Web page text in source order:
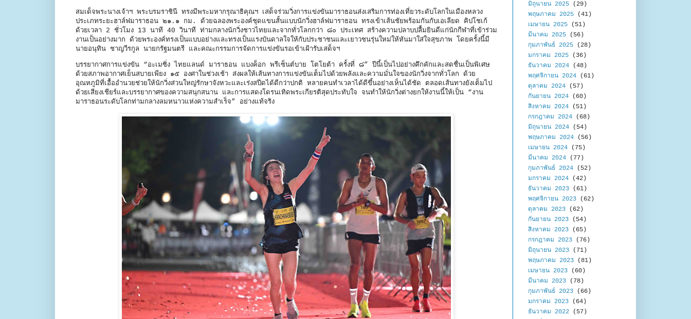
สมเด็จพระนางเจ้าฯ พระบรมราชินี ทรงมีพระมหากรุณาธิคุณฯ เสด็จร่วมวิ่งการแข่งขันมาราธอนส่งเสริมการท่องเที่ยวระดับโลกในเมืองหลวง
ประเภทระยะฮาล์ฟมาราธอน ๒๑.๑ กม. ด้วยฉลองพระองค์ชุดแขนสั้นแบบนักวิ่งฮาล์ฟมาราธอน ทรงเข้าเส้นชัยพร้อมกันกับเอเลียด คิปโชเก้
ด้วยเวลา 2 ชั่วโมง 13 นาที 40 วินาที ท่ามกลางนักวิ่งชาวไทยและจากทั่วโลกกว่า ๘๐ ประเทศ สร้างความปลาบปลื้มยินดีแก่นักกีฬาที่เข้าร่วม
งานเป็นอย่างมาก ด้วยพระองค์ทรงเป็นแบบอย่างและทรงเป็นแรงบันดาลใจให้กับประชาชนและเยาวชนรุ่นใหม่ให้หันมาใส่ใจสุขภาพ โดยครั้งนี้มี
นายอนุทิน ชาญวีรกูล นายกรัฐมนตรี และคณะกรรมการจัดการแข่งขันรอเข้าเฝ้ารับเสด็จฯ
บรรยากาศการแข่งขัน “อะเมซิ่ง ไทยแลนด์ มาราธอน แบงค็อก พรีเซ็นต์บาย โตโยต้า ครั้งที่ ๘” ปีนี้เป็นไปอย่างคึกคักและสดชื่นเป็นพิเศษ
ด้วยสภาพอากาศเย็นสบายเพียง ๑๕ องศาในช่วงเช้า ส่งผลให้เส้นทางการแข่งขันเต็มไปด้วยพลังและความมั่นใจของนักวิ่งจากทั่วโลก ด้วย
อุณหภูมิที่เอื้ออำนวยช่วยให้นักวิ่งส่วนใหญ่รักษาจังหวะและเร่งสปีดได้ดีกว่าปกติ หลายคนทำเวลาได้ดีขึ้นอย่างเห็นได้ชัด ตลอดเส้นทางยังเต็มไป
ด้วยเสียงเชียร์และบรรยากาศของความสนุกสนาน และการแสดงโดรนเทิดพระเกียรติสุดประทับใจ จนทำให้นักวิ่งต่างยกให้งานนี้ให้เป็น “งาน
มาราธอนระดับโลกท่ามกลางลมหนาวแห่งความสำเร็จ” อย่างแท้จริง
มิถุนายน 2025 (29)
พฤษภาคม 2025 (41)
เมษายน 2025 (51)
มีนาคม 2025 (56)
กุมภาพันธ์ 2025 (28)
มกราคม 2025 (36)
ธันวาคม 2024 (48)
พฤศจิกายน 2024 (61)
ตุลาคม 2024 (57)
กันยายน 2024 (60)
สิงหาคม 2024 (51)
กรกฎาคม 2024 (68)
มิถุนายน 2024 (54)
พฤษภาคม 2024 (56)
เมษายน 2024 (75)
มีนาคม 2024 (77)
กุมภาพันธ์ 2024 (52)
มกราคม 2024 (42)
ธันวาคม 2023 (61)
พฤศจิกายน 2023 (62)
ตุลาคม 2023 (62)
กันยายน 2023 (54)
สิงหาคม 2023 (65)
กรกฎาคม 2023 (76)
มิถุนายน 2023 (71)
พฤษภาคม 2023 (81)
เมษายน 2023 (60)
มีนาคม 2023 (78)
กุมภาพันธ์ 2023 (66)
มกราคม 2023 (64)
ธันวาคม 2022 (57)